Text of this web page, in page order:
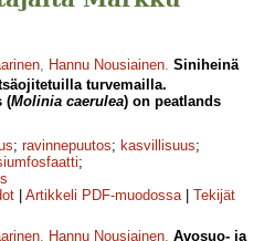
, Hannu Nousiainen. Siniheinä
turvemailla.
(Molinia caerulea) on peatlands
; ravinnepuutos; kasvillisuus;
;
Artikkeli PDF-muodossa| Tekijät
, Hannu Nousiainen. Avosuo- ja